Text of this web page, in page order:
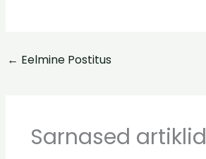
← Eelmine Postitus
Sarnased artiklid